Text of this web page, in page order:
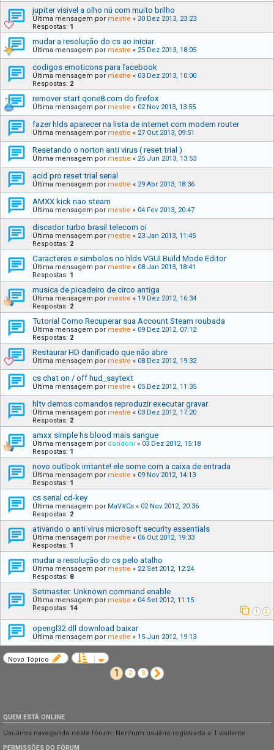
jupiter visivel a olho nú com muito brilho
Última mensagem por mestre « 30 Dez 2013, 23:23
Respostas: 1
mudar a resolução do cs ao iniciar
Última mensagem por mestre « 25 Dez 2013, 18:05
codigos emoticons para facebook
Última mensagem por mestre « 03 Dez 2013, 10:00
Respostas: 2
remover start.qone8.com do firefox
Última mensagem por mestre « 02 Nov 2013, 13:55
fazer hlds aparecer na lista de internet com modem router
Última mensagem por mestre « 27 Out 2013, 09:51
Resetando o norton anti virus ( reset trial )
Última mensagem por mestre « 25 Jun 2013, 13:53
acid pro reset trial serial
Última mensagem por mestre « 29 Abr 2013, 18:36
AMXX kick nao steam
Última mensagem por mestre « 04 Fev 2013, 20:47
discador turbo brasil telecom oi
Última mensagem por mestre « 23 Jan 2013, 11:45
Respostas: 2
Caracteres e simbolos no hlds VGUI Build Mode Editor
Última mensagem por mestre « 08 Jan 2013, 18:41
Respostas: 1
musica de picadeiro de circo antiga
Última mensagem por mestre « 19 Dez 2012, 16:34
Respostas: 2
Tutorial Como Recuperar sua Account Steam roubada
Última mensagem por mestre « 09 Dez 2012, 07:12
Respostas: 2
Restaurar HD danificado que não abre
Última mensagem por mestre « 08 Dez 2012, 19:32
cs chat on / off hud_saytext
Última mensagem por mestre « 05 Dez 2012, 11:35
hltv demos comandos reproduzir executar gravar
Última mensagem por mestre « 03 Dez 2012, 17:20
Respostas: 2
amxx simple hs blood mais sangue
Última mensagem por dondoni « 03 Dez 2012, 15:18
Respostas: 1
novo outlook irritante! ele some com a caixa de entrada
Última mensagem por mestre « 09 Nov 2012, 14:13
Respostas: 1
cs serial cd-key
Última mensagem por MaV#Cs « 02 Nov 2012, 20:36
Respostas: 2
ativando o anti virus microsoft security essentials
Última mensagem por mestre « 06 Out 2012, 19:33
Respostas: 1
mudar a resolução do cs pelo atalho
Última mensagem por mestre « 22 Set 2012, 12:24
Respostas: 8
Setmaster: Unknown command enable
Última mensagem por mestre « 04 Set 2012, 11:15
Respostas: 14 1 2
opengl32.dll download baixar
Última mensagem por mestre « 15 Jun 2012, 19:13
Novo Tópico
1 2 3
QUEM ESTÁ ONLINE
Usuários navegando neste fórum: Nenhum usuário registrado e 1 visitante
PERMISSÕES DO FÓRUM